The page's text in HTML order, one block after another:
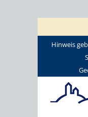
Hinweis